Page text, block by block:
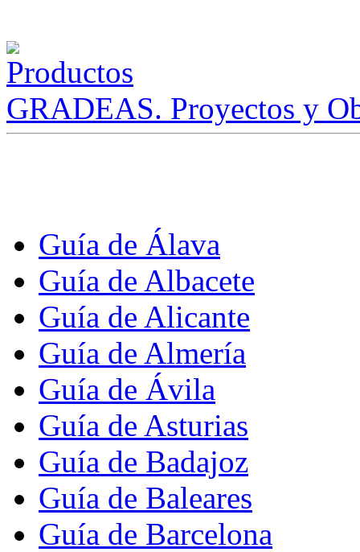
GRADEAS. Proyectos y
Guía de Álava
Guía de Albacete
Guía de Alicante
Guía de Almería
Guía de Ávila
Guía de Asturias
Guía de Badajoz
Guía de Baleares
Guía de Barcelona